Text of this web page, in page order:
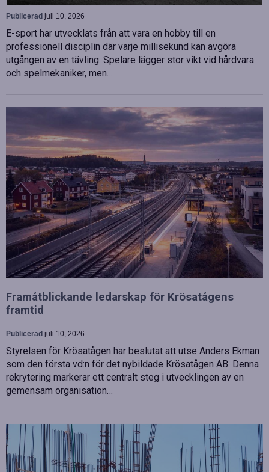
Publicerad juli 10, 2026
E-sport har utvecklats från att vara en hobby till en
professionell disciplin där varje millisekund kan avgöra
utgången av en tävling. Spelare lägger stor vikt vid hårdvara
och spelmekaniker, men…
Framåtblickande ledarskap för Krösatågens
framtid
Publicerad juli 10, 2026
Styrelsen för Krösatågen har beslutat att utse Anders Ekman
som den första vd:n för det nybildade Krösatågen AB. Denna
rekrytering markerar ett centralt steg i utvecklingen av en
gemensam organisation…